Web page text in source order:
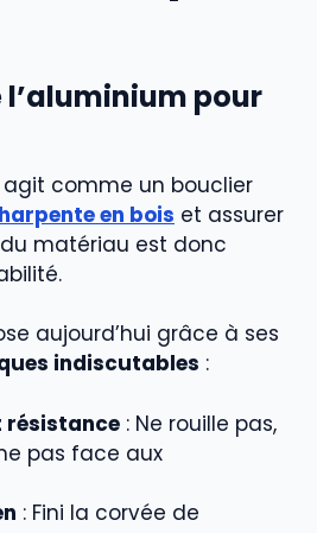
l’aluminium pour
comme un bouclier
en bois et assurer
matériau est donc
aujourd’hui grâce à ses
indiscutables :
résistance : Ne rouille pas,
pas face aux
: Fini la corvée de